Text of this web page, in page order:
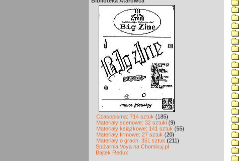
Czasopisma: 714 sztuk (185)
Materiały scenowe: 32 sztuki (9)
Materiały książkowe: 141 sztuk (55)
Materiały firmowe: 27 sztuk (20)
Materiały o grach: 351 sztuk (211)
Spiżarnia Voya na Chomikuj.pl
Bajtek Redux